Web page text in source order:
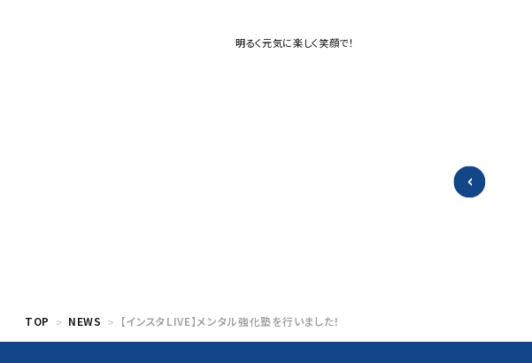
明るく元気に楽しく笑顔で！
TOP NEWS 【インスタLIVE】メンタル強化塾を行いました！